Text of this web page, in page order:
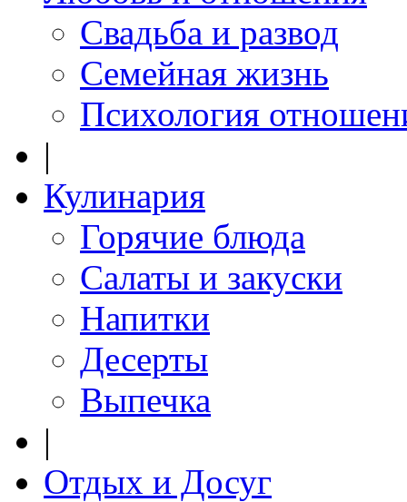
Свадьба и развод
Семейная жизнь
Психология
|
Кулинария
Горячие блюда
Салаты и закуски
Напитки
Десерты
Выпечка
|
Отдых и Досуг